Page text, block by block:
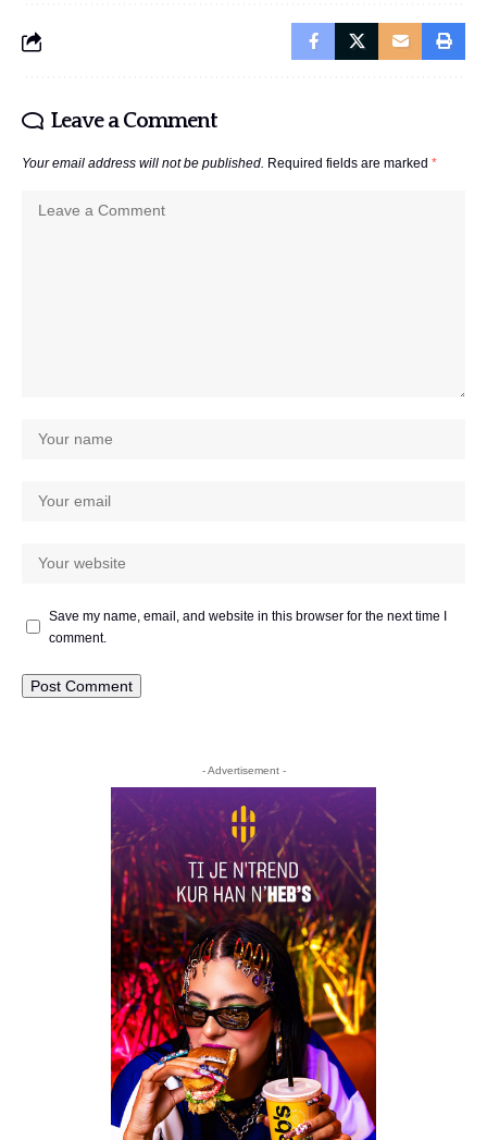
Leave a Comment
Your email address will not be published. Required fields are marked *
Save my name, email, and website in this browser for the next time I
comment.
- Advertisement -